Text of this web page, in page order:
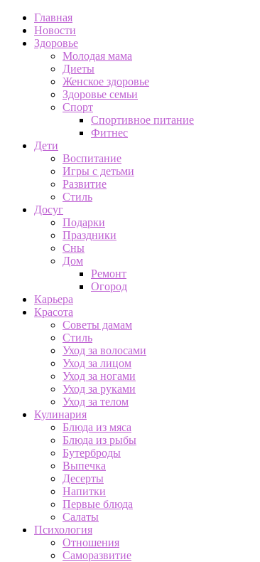
Главная
Новости
Здоровье
Молодая мама
Диеты
Женское здоровье
Здоровье семьи
Спорт
Спортивное питание
Фитнес
Дети
Воспитание
Игры с детьми
Развитие
Стиль
Досуг
Подарки
Праздники
Сны
Дом
Ремонт
Огород
Карьера
Красота
Советы дамам
Стиль
Уход за волосами
Уход за лицом
Уход за ногами
Уход за руками
Уход за телом
Кулинария
Блюда из мяса
Блюда из рыбы
Бутерброды
Выпечка
Десерты
Напитки
Первые блюда
Салаты
Психология
Отношения
Саморазвитие